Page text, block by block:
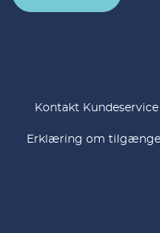
Kontakt Kundeservice
Erklæring om